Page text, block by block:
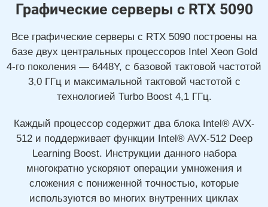
Графические серверы с RTX 5090
Все графические серверы с RTX 5090 построены на
базе двух центральных процессоров Intel Xeon Gold
4-го поколения — 6448Y, с базовой тактовой частотой
3,0 ГГц и максимальной тактовой частотой с
технологией Turbo Boost 4,1 ГГц.
Каждый процессор содержит два блока Intel® AVX-
512 и поддерживает функции Intel® AVX-512 Deep
Learning Boost. Инструкции данного набора
многократно ускоряют операции умножения и
сложения с пониженной точностью, которые
используются во многих внутренних циклах